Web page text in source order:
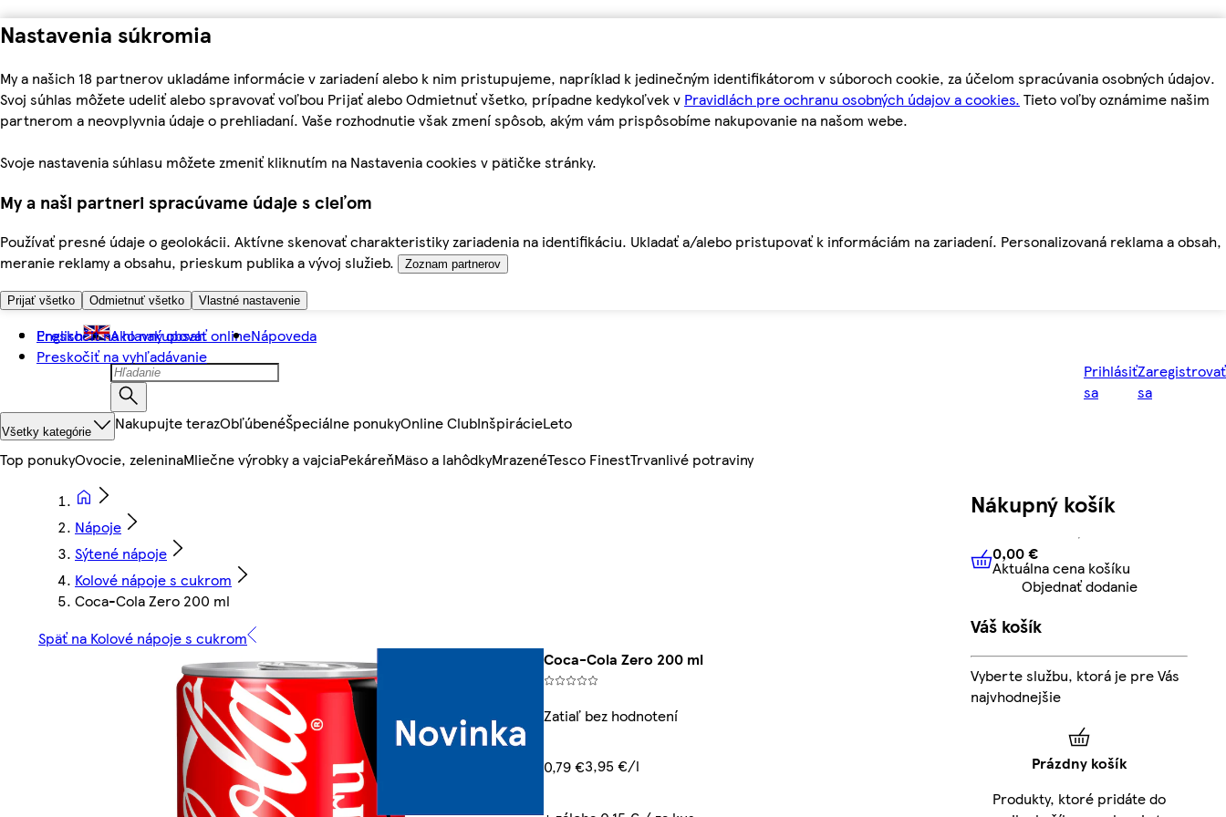
Nastavenia súkromia
My a našich 18 partnerov ukladáme informácie v zariadení alebo k nim pristupujeme, napríklad k jedinečným identifikátorom v súboroch cookie, za účelom spracúvania osobných údajov.
Svoj súhlas môžete udeliť alebo spravovať voľbou Prijať alebo Odmietnuť všetko, prípadne kedykoľvek v Pravidlách pre ochranu osobných údajov a cookies. Tieto voľby oznámime našim
partnerom a neovplyvnia údaje o prehliadaní. Vaše rozhodnutie však zmení spôsob, akým vám prispôsobíme nakupovanie na našom webe.
Svoje nastavenia súhlasu môžete zmeniť kliknutím na Nastavenia cookies v pätičke stránky.
My a naši partneri spracúvame údaje s cieľom
Používať presné údaje o geolokácii. Aktívne skenovať charakteristiky zariadenia na identifikáciu. Ukladať a/alebo pristupovať k informáciám na zariadení. Personalizovaná reklama a obsah,
meranie reklamy a obsahu, prieskum publika a vývoj služieb.
Zoznam partnerov
Prijať všetko Odmietnuť všetko Vlastné nastavenie
Preskočiť na hlavný obsah
Preskočiť na vyhľadávanie
English Ako nakupovať onlineNápoveda
Prihlásiť
sa
Zaregistrovať
sa
Všetky kategórie Nakupujte terazObľúbenéŠpeciálne ponukyOnline ClubInšpirácieLeto
Top ponukyOvocie, zeleninaMliečne výrobky a vajciaPekáreňMäso a lahôdkyMrazenéTesco FinestTrvanlivé potraviny
Nápoje
Sýtené nápoje
Kolové nápoje s cukrom
Coca-Cola Zero 200 ml
Späť na Kolové nápoje s cukrom
Coca-Cola Zero 200 ml
Zatiaľ bez hodnotení
0,79 €3,95 €/l
Nákupný košík
0,00 € Aktuálna cena košíku
0,00 €
Aktuálna cena košíku
Objednať dodanie
Váš košík
Vyberte službu, ktorá je pre Vás
najvhodnejšie
Prázdny košík
Produkty, ktoré pridáte do